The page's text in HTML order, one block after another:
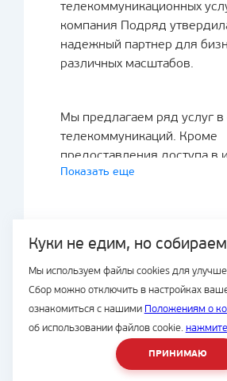
Куки не едим, но
Мы используем файлы cookies для
Сбор можно отключить в настройках
ознакомиться с нашими Положениям о
об использовании файлов cookie.
ПРИНИМАЮ
телекоммуникационных
компания Подряд
надежный партнер для
различных масштабов.
Мы предлагаем ряд услуг в
телекоммуникаций. Кроме
предоставления доступа в
скоростью до 300 мбит/с, мы
данных и аренде каналов
специализируемся на
структурированных
а также можем создать
информационную сеть для
офисов с пропускной
1 гбит/с. Кроме того, мы
Показать еще
© Подряд, 1997-2026
8 (423) 2-300-500